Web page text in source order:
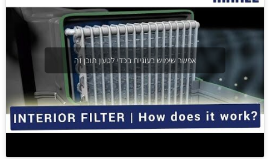
אפשר שימוש בעוגיות בכדי לטעון תוכן זה